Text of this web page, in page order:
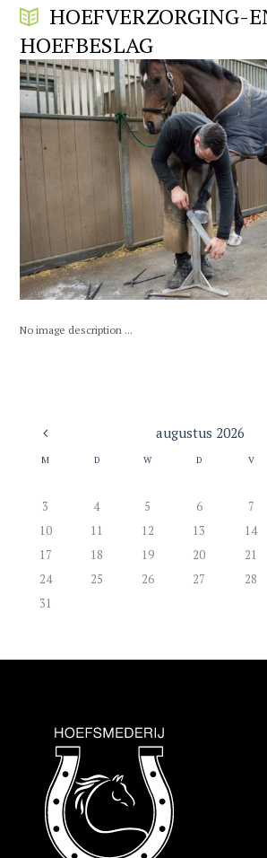
HOEFVERZORGING-
HOEFBESLAG
No image description ...
augustus 2026
M D W D V
3
4 5 6 7
10
11 12 13 14
17
18 19 20 21
24
25 26 27 28
31